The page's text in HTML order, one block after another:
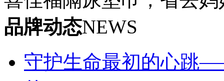
品牌动态NEWS
守护生命最初的心跳